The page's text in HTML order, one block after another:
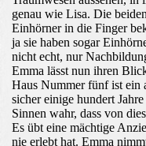
genau wie Lisa. Die
Einhörner in die Finger
ja sie haben sogar
nicht echt, nur
Emma lässt nun ihren
Haus Nummer fünf ist ein
sicher einige hundert
Sinnen wahr, dass von
Es übt eine mächtige
nie erlebt hat. Emma